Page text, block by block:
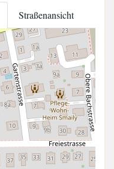
Straßenansicht